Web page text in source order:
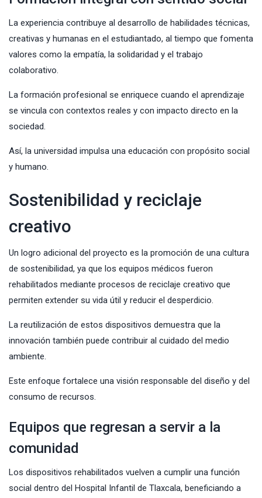
La experiencia contribuye al desarrollo de habilidades técnicas,
creativas y humanas en el estudiantado, al tiempo que fomenta
valores como la empatía, la solidaridad y el trabajo
colaborativo.
La formación profesional se enriquece cuando el aprendizaje
se vincula con contextos reales y con impacto directo en la
sociedad.
Así, la universidad impulsa una educación con propósito social
y humano.
Sostenibilidad y reciclaje
creativo
Un logro adicional del proyecto es la promoción de una cultura
de sostenibilidad, ya que los equipos médicos fueron
rehabilitados mediante procesos de reciclaje creativo que
permiten extender su vida útil y reducir el desperdicio.
La reutilización de estos dispositivos demuestra que la
innovación también puede contribuir al cuidado del medio
ambiente.
Este enfoque fortalece una visión responsable del diseño y del
consumo de recursos.
Equipos que regresan a servir a la
comunidad
Los dispositivos rehabilitados vuelven a cumplir una función
social dentro del Hospital Infantil de Tlaxcala, beneficiando a